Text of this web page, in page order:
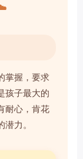
掌握，要求
孩子最大的
耐心，肯花
力。